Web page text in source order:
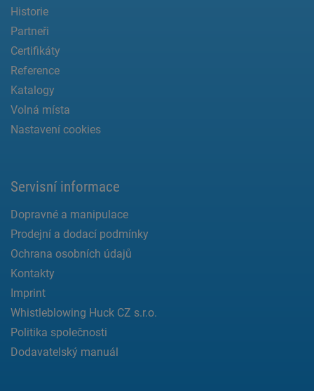
Historie
Partneři
Certifikáty
Reference
Katalogy
Volná místa
Nastavení cookies
Servisní informace
Dopravné a manipulace
Prodejní a dodací podmínky
Ochrana osobních údajů
Kontakty
Imprint
Whistleblowing Huck CZ s.r.o.
Politika společnosti
Dodavatelský manuál